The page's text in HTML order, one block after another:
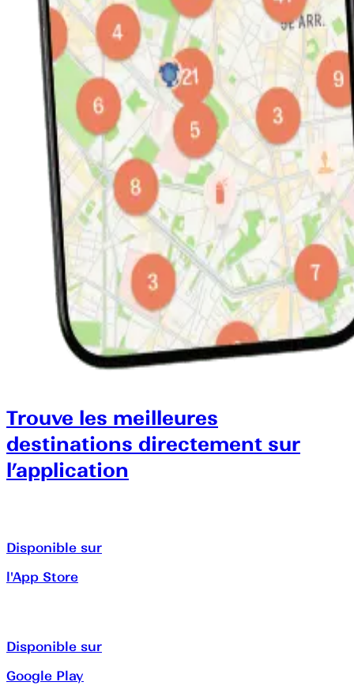
Trouve les meilleures
destinations directement sur
l’application
Disponible sur
l'App Store
Disponible sur
Google Play